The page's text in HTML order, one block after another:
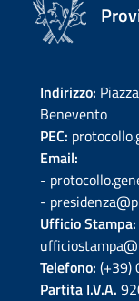
Indirizzo:
Benevento
PEC:
Email:
-
-
Ufficio Stampa:
Telefono: (+39)
Partita I.V.A.